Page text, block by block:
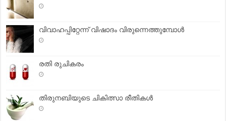
വിവാഹപ്പിറ്റേന്ന് വിഷാദം വിരുന്നെത്തുമ്പോള്‍
രതി രുചികരം
തിരുനബിയുടെ ചികിത്സാ രീതികള്‍